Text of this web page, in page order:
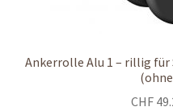
Ankerrolle Alu 1 – rillig für
CHF